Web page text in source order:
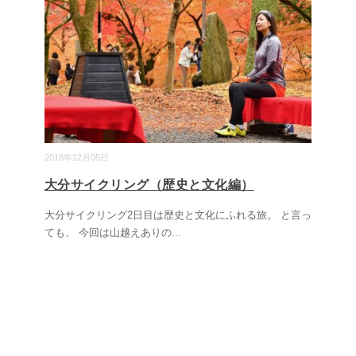
2018年12月05日
大分サイクリング（歴史と文化編）
大分サイクリング2日目は歴史と文化にふれる旅。 と言っ
ても、 今回は山越えありの...